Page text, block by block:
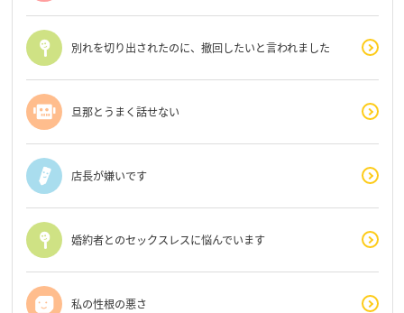
別れを切り出されたのに、撤回したいと言われました
旦那とうまく話せない
店長が嫌いです
婚約者とのセックスレスに悩んでいます
私の性根の悪さ